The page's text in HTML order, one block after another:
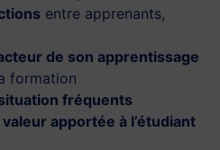
entre apprenants,
de son apprentissage
formation
fréquents
valeur apportée à l’étudiant